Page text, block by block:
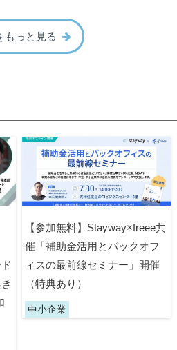
もっと見る
【参加無料】Stayway×freee共
催「補助金活用とバックオフ
ィスの最前線セミナー」開催
（特典あり）
中小企業